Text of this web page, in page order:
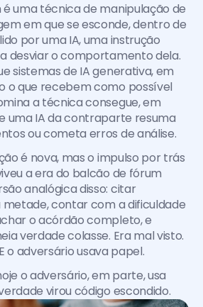
uma técnica de manipulação de
em que se esconde, dentro de
por uma IA, uma instrução
desviar o comportamento dela.
sistemas de IA generativa, em
o que recebem como possível
a técnica consegue, em
uma IA da contraparte resuma
ou cometa erros de análise.
é nova, mas o impulso por trás
a era do balcão de fórum
analógica disso: citar
contar com a dificuldade
o acórdão completo, e
verdade colasse. Era mal visto.
o adversário usava papel.
o adversário, em parte, usa
virou código escondido.